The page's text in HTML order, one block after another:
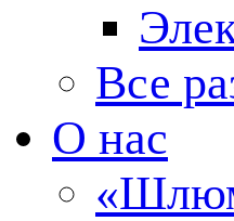
Все
О нас